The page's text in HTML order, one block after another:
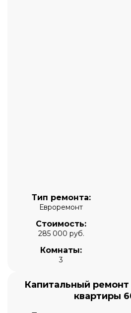
Тип ремонта:
Евроремонт
Стоимость:
285 000 руб.
Комнаты:
3
Капитальный ремонт
квартиры